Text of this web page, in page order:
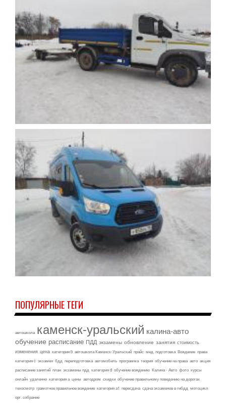
ПОПУЛЯРНЫЕ ТЕГИ
автошкола каменск-уральский калина-авто
обучение расписание ПДД экзамены обновление занятия стоимость
изменения цена категория b автошкола Каменск-Уральский прайс мед. подготовка Вождение права
категория c экзамен бдд переподготовка автомобиль программа теория обучение на права авто акция
расписание занятий план экзамены пдд категория d обучение вождению Калина - Авто фото курсы
онлайн удаленно категория а цены автодром скидки обучение правильному поведению на дорогах
техосмотр грамотное правильное вождение категория а1 пересдача сдача экзаменов в гибдд мотоцикл
орг. собрание